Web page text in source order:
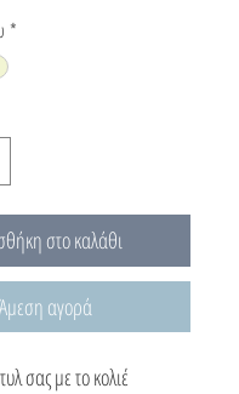
*
στο καλάθι
Άμεση αγορά
σας με το κολιέ